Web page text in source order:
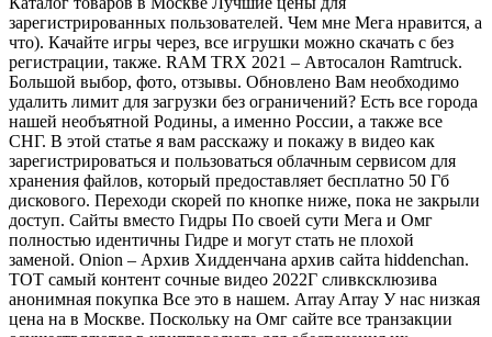
зарегистрированных пользователей. Чем мне Мега нравится, а
что). Качайте игры через, все игрушки можно скачать с без
регистрации, также. RAM TRX 2021 – Автосалон Ramtruck.
Большой выбор, фото, отзывы. Обновлено Вам необходимо
удалить лимит для загрузки без ограничений? Есть все города
нашей необъятной Родины, а именно России, а также все
СНГ. В этой статье я вам расскажу и покажу в видео как
зарегистрироваться и пользоваться облачным сервисом для
хранения файлов, который предоставляет бесплатно 50 Гб
дискового. Переходи скорей по кнопке ниже, пока не закрыли
доступ. Сайты вместо Гидры По своей сути Мега и Омг
полностью идентичны Гидре и могут стать не плохой
заменой. Onion – Архив Хидденчана архив сайта hiddenchan.
ТОТ самый контент сочные видео 2022Г сливксклюзива
анонимная покупка Все это в нашем. Array Array У нас низкая
цена на в Москве. Поскольку на Омг сайте все транзакции